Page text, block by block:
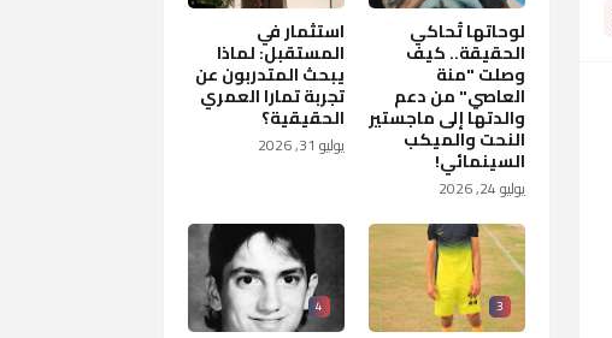
لوحاتها تُحاكي
الحقيقة.. كيف
وصلت "منة
العاصي" من دعم
والدتها إلى ماجستير
النحت والميكب
السينمائي!
يوليو 24, 2026
استثمار في
المستقبل: لماذا
يبحث المتدربون عن
تجربة تمارا العمري
الحقيقية؟
يوليو 31, 2026
3
4